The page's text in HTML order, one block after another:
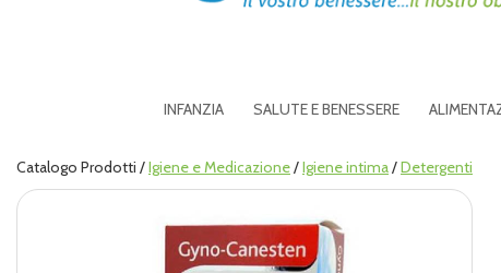
INFANZIA SALUTE E BENESSERE
Catalogo Prodotti /Igiene e Medicazione/Igiene intima/Detergenti